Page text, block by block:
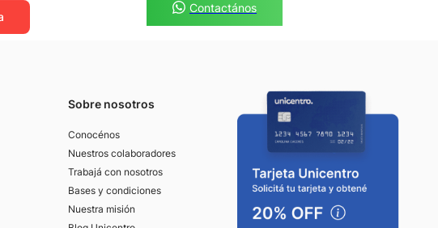
Contactános
Sobre nosotros
Conocénos
Nuestros colaboradores
Trabajá con nosotros
Bases y condiciones
Nuestra misión